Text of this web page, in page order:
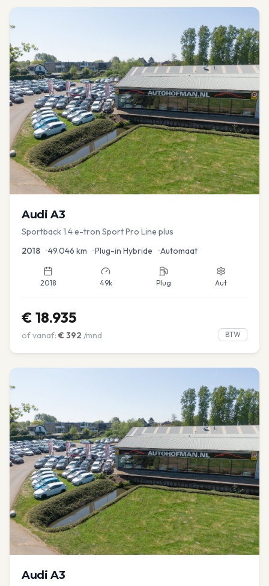
Audi A3
Sportback 1.4 e-tron Sport Pro Line plus
2018 •49.046 km •Plug-in Hybride •Automaat
2018 49k Plug Aut
€ 18.935
of vanaf: € 392 /mnd BTW
Audi A3